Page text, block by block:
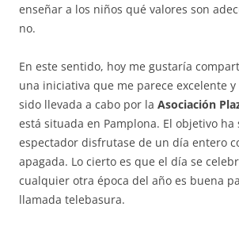
enseñar a los niños qué valores son
no.
En este sentido, hoy me gustaría
una iniciativa que me parece excelente
sido llevada a cabo por la Asociación
está situada en Pamplona. El objetivo ha
espectador disfrutase de un día entero
apagada. Lo cierto es que el día se
cualquier otra época del año es buena
llamada telebasura.